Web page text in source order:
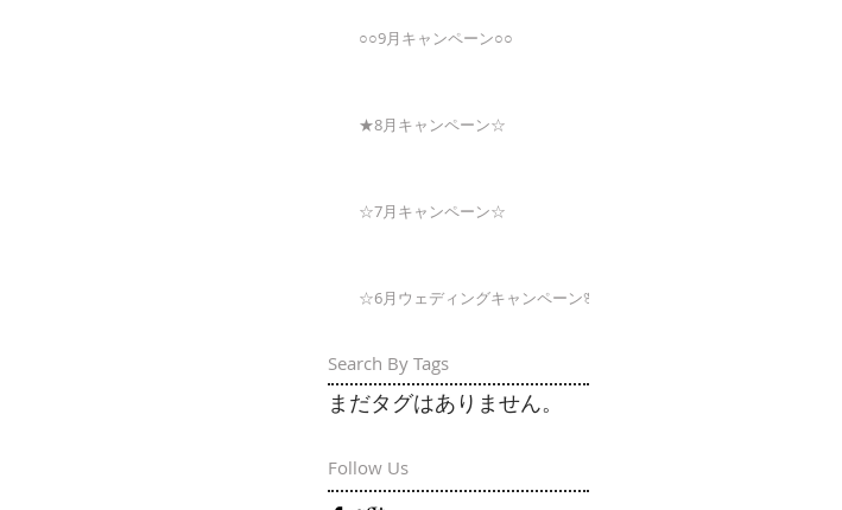
Search By Tags
○○9月キャンペーン○○
★8月キャンペーン☆
☆7月キャンペーン☆
☆6月ウェディングキャンペーン🌸
まだタグはありません。
Follow Us